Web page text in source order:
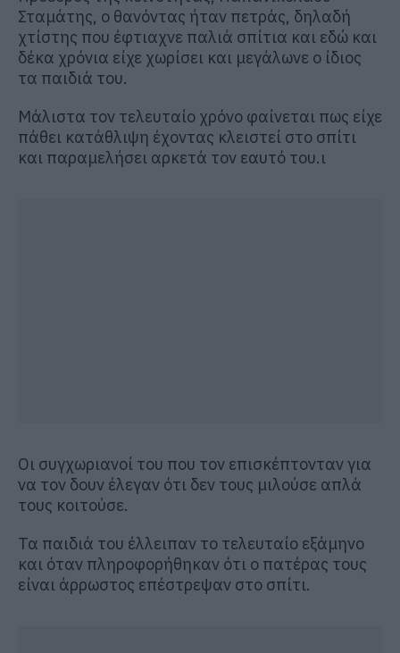
Σταμάτης, ο θανόντας ήταν πετράς, δηλαδή
χτίστης που έφτιαχνε παλιά σπίτια και εδώ και
δέκα χρόνια είχε χωρίσει και μεγάλωνε ο ίδιος
τα παιδιά του.
Μάλιστα τον τελευταίο χρόνο φαίνεται πως είχε
πάθει κατάθλιψη έχοντας κλειστεί στο σπίτι
και παραμελήσει αρκετά τον εαυτό του.ι
Οι συγχωριανοί του που τον επισκέπτονταν για
να τον δουν έλεγαν ότι δεν τους μιλούσε απλά
τους κοιτούσε.
Τα παιδιά του έλλειπαν το τελευταίο εξάμηνο
και όταν πληροφορήθηκαν ότι ο πατέρας τους
είναι άρρωστος επέστρεψαν στο σπίτι.